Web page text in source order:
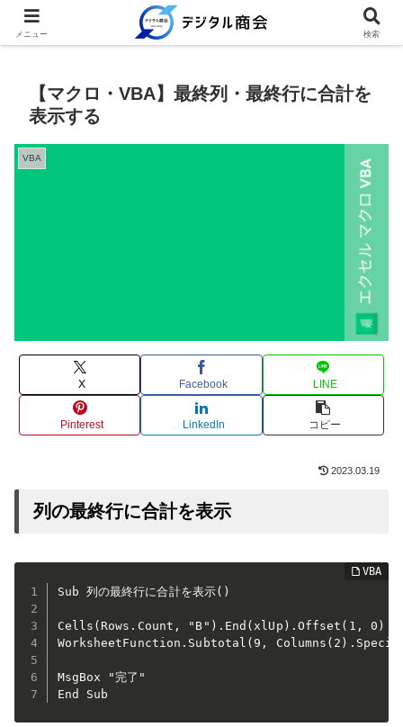
例文を使って繰り返し業務を時短
【マクロ・VBA】最終列・最終行に合計を
表示する
VBA
X Facebook LINE
Pinterest LinkedIn コピー
2023.03.19
列の最終行に合計を表示
Sub 列の最終行に合計を表示()
Cells(Rows.Count, "B").End(xlUp).Offset(1, 0) =
WorksheetFunction.Subtotal(9,
MsgBox "完了"
End Sub
メニュー 検索